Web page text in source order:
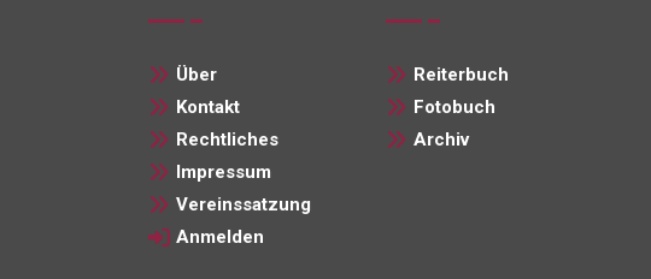
Über
Kontakt
Rechtliches
Impressum
Vereinssatzung
Anmelden
Reiterbuch
Fotobuch
Archiv